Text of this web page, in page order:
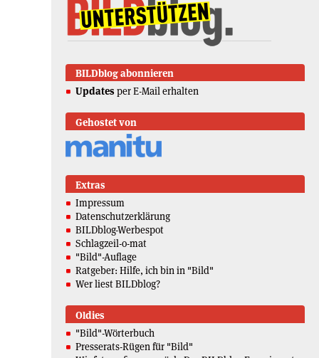
BILDblog abonnieren
Updates per E-Mail erhalten
Gehostet von
Extras
Impressum
Datenschutzerklärung
BILDblog-Werbespot
Schlagzeil-o-mat
"Bild"-Auflage
Ratgeber: Hilfe, ich bin in "Bild"
Wer liest BILDblog?
Oldies
"Bild"-Wörterbuch
Presserats-Rügen für "Bild"